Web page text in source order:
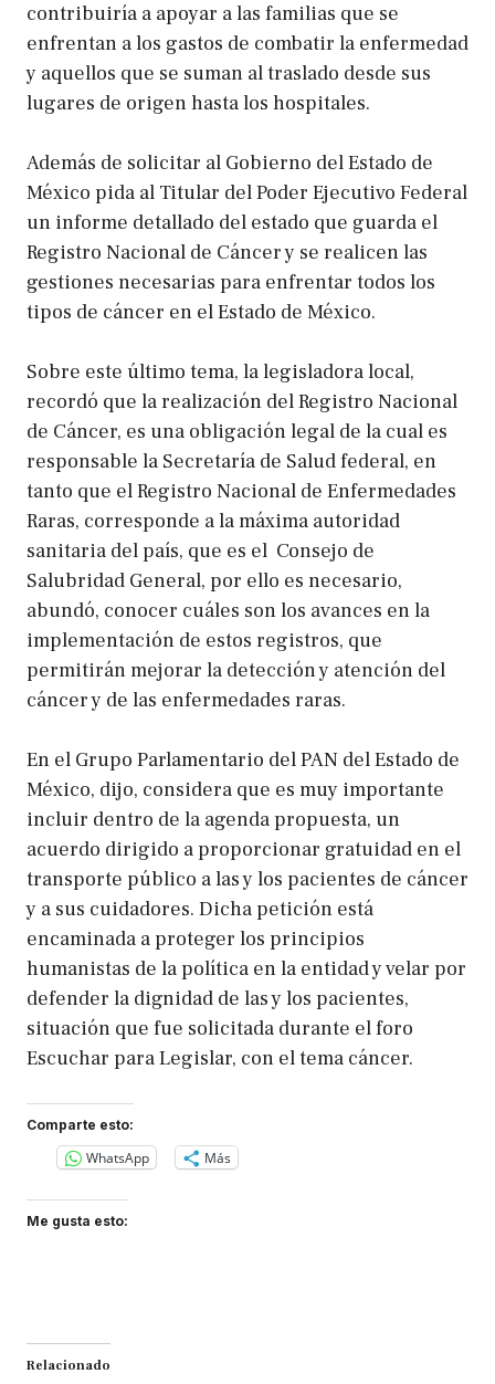
contribuiría a apoyar a las familias que se
enfrentan a los gastos de combatir la enfermedad
y aquellos que se suman al traslado desde sus
lugares de origen hasta los hospitales.
Además de solicitar al Gobierno del Estado de
México pida al Titular del Poder Ejecutivo Federal
un informe detallado del estado que guarda el
Registro Nacional de Cáncer y se realicen las
gestiones necesarias para enfrentar todos los
tipos de cáncer en el Estado de México.
Sobre este último tema, la legisladora local,
recordó que la realización del Registro Nacional
de Cáncer, es una obligación legal de la cual es
responsable la Secretaría de Salud federal, en
tanto que el Registro Nacional de Enfermedades
Raras, corresponde a la máxima autoridad
sanitaria del país, que es el Consejo de
Salubridad General, por ello es necesario,
abundó, conocer cuáles son los avances en la
implementación de estos registros, que
permitirán mejorar la detección y atención del
cáncer y de las enfermedades raras.
En el Grupo Parlamentario del PAN del Estado de
México, dijo, considera que es muy importante
incluir dentro de la agenda propuesta, un
acuerdo dirigido a proporcionar gratuidad en el
transporte público a las y los pacientes de cáncer
y a sus cuidadores. Dicha petición está
encaminada a proteger los principios
humanistas de la política en la entidad y velar por
defender la dignidad de las y los pacientes,
situación que fue solicitada durante el foro
Escuchar para Legislar, con el tema cáncer.
Comparte esto:
WhatsApp Más
Me gusta esto:
Relacionado